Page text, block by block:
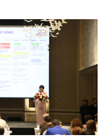
Podcast
Câu chuyện thời sự
Đọc truyện đêm khuya
Cửa sổ tình yêu
Kể chuyện cho bé
Hạt giống tâm hồn